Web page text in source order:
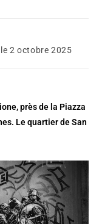
2 octobre 2025
près de la Piazza
Le quartier de San